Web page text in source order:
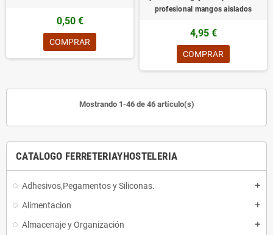
CATALOGO FERRETERIAYHOSTELERIA
Adhesivos,Pegamentos y Siliconas. add
Alimentacion add
Almacenaje y Organización add
0,50 €
COMPRAR
profesional mangos aislados
4,95 €
COMPRAR
Mostrando 1-46 de 46 artículo(s)